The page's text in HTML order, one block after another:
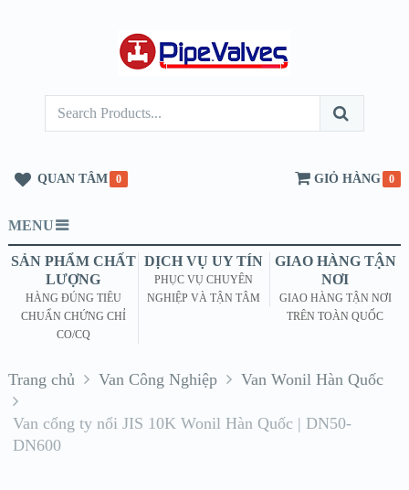
QUAN TÂM 0 GIỎ HÀNG 0
MENU
SẢN PHẨM CHẤT
LƯỢNG
HÀNG ĐÚNG TIÊU
CHUẨN CHỨNG CHỈ
CO/CQ
DỊCH VỤ UY TÍN
PHỤC VỤ CHUYÊN
NGHIỆP VÀ TẬN TÂM
GIAO HÀNG TẬN
NƠI
GIAO HÀNG TẬN NƠI
TRÊN TOÀN QUỐC
Trang chủ Van Công Nghiệp Van Wonil Hàn Quốc
Van cổng ty nổi JIS 10K Wonil Hàn Quốc | DN50-
DN600